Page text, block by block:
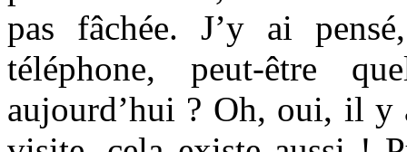
pas fâchée. J’y ai
téléphone, peut-être
aujourd’hui ? Oh, oui, il y